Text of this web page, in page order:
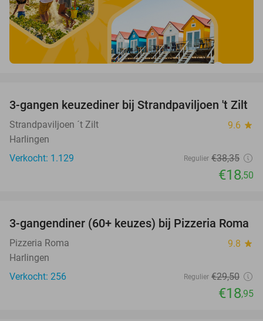
52%
3-gangen keuzediner bij Strandpaviljoen 't Zilt
Strandpaviljoen ´t Zilt 9.6 star
Harlingen
Verkocht: 1.129
Regulier €38,35
€18,50
36%
3-gangendiner (60+ keuzes) bij Pizzeria Roma
Pizzeria Roma 9.8 star
Harlingen
Verkocht: 256
Regulier €29,50
€18,95